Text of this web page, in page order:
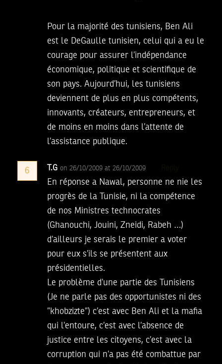
Pour la majorité des tunisiens, Ben Ali
est le DeGaulle tunisien, celui qui a eu le
courage pour assurer l’indépendance
économique, politique et scientifique de
son pays. Aujourd’hui, les tunisiens
deviennent de plus en plus compétents,
innovants, créateurs, entrepreneurs, et
de moins en moins dans l’attente de
l’assistance publique.
6 T.G on 26/10/2009 at 26/10/2009
En réponse a Nawal, personne ne nie les
progrès de la Tunisie, ni la compétence
de nos Ministres technocrates
(Ghanouchi, Jouini, Zneidi, Rabeh …)
d’ailleurs je serais le premier a voter
pour eux s’ils se présentent aux
présidentielles.
Le problème d’une partie des Tunisiens
(Je ne parle pas des opportunistes ni des
”khobzizte”) c’est avec Ben Ali et la mafia
qui l’entoure, c’est avec l’absence de
justice entre les citoyens, c’est avec la
corruption qui n’a pas été combattue par